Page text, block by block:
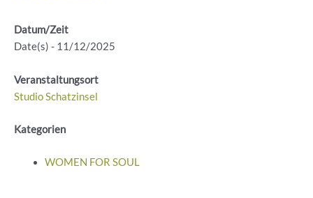
Datum/Zeit
Date(s) - 11/12/2025
Veranstaltungsort
Studio Schatzinsel
Kategorien
WOMEN FOR SOUL